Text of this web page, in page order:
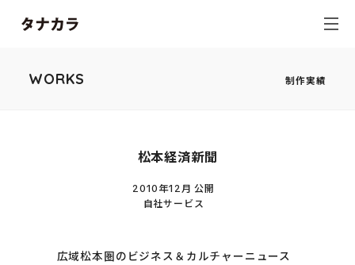
WORKS 制作実績
松本経済新聞
2010年12月 公開
自社サービス
広域松本圏のビジネス＆カルチャーニュース